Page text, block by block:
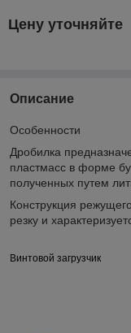
Цену уточняйте
Описание
Особенности
Дробилка
пластмасс в форме
полученных путем
Конструкция
резку и
Винтовой загрузчик